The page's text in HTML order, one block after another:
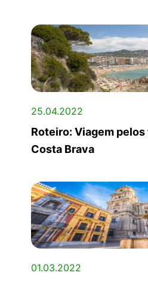
25.04.2022
Roteiro: Viagem
Costa Brava
01.03.2022